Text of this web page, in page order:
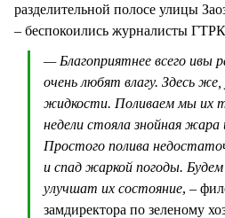
разделительной полосе улицы
– беспокоились журналисты
— Благоприятнее всего ивы
очень любят влагу. Здесь
жидкости. Поливаем мы их
недели стояла знойная жара
Простого полива
и спад жаркой погоды.
улучшат их состояние, –
замдиректора по зеленому